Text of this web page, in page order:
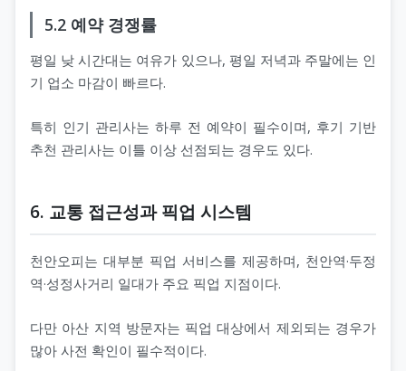
5.2 예약 경쟁률
평일 낮 시간대는 여유가 있으나, 평일 저녁과 주말에는 인
기 업소 마감이 빠르다.
특히 인기 관리사는 하루 전 예약이 필수이며, 후기 기반
추천 관리사는 이틀 이상 선점되는 경우도 있다.
6. 교통 접근성과 픽업 시스템
천안오피는 대부분 픽업 서비스를 제공하며, 천안역·두정
역·성정사거리 일대가 주요 픽업 지점이다.
다만 아산 지역 방문자는 픽업 대상에서 제외되는 경우가
많아 사전 확인이 필수적이다.